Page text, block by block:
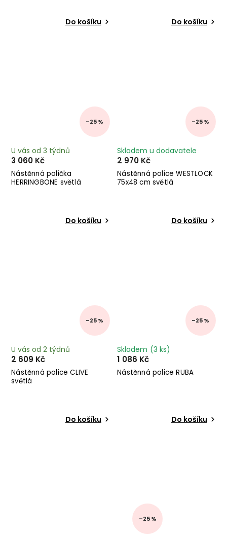
Do košíku Do košíku
–25 %
Nástěnná polička
HERRINGBONE světlá
U vás od 3 týdnů
3 060 Kč
Do košíku
–25 %
Nástěnná police WESTLOCK
75x48 cm světlá
Skladem u dodavatele
2 970 Kč
Do košíku
–25 %
Nástěnná police CLIVE
světlá
U vás od 2 týdnů
2 609 Kč
Do košíku
–25 %
Nástěnná police RUBA
Skladem (3 ks)
1 086 Kč
Do košíku
–25 %